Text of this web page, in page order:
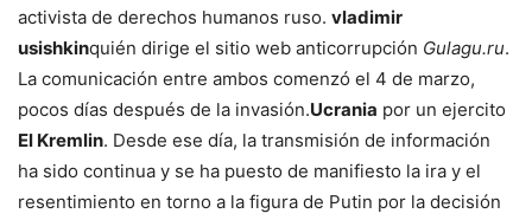
activista de derechos humanos ruso. vladimir
usishkinquién dirige el sitio web anticorrupción Gulagu.ru.
La comunicación entre ambos comenzó el 4 de marzo,
pocos días después de la invasión.Ucrania por un ejercito
El Kremlin. Desde ese día, la transmisión de información
ha sido continua y se ha puesto de manifiesto la ira y el
resentimiento en torno a la figura de Putin por la decisión